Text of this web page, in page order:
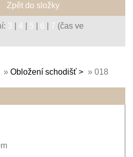
Zpět do složky
3 4 5 6 7 (čas ve
» Obložení schodišť » 018